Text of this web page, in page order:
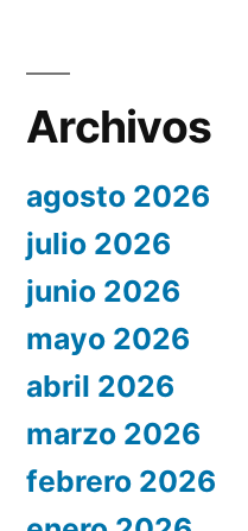
Archivos
agosto 2026
julio 2026
junio 2026
mayo 2026
abril 2026
marzo 2026
febrero 2026